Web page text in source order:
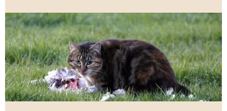
Lees
meer
over
Reactie
Koninklijke
Nederlandse
Jagersvereniging